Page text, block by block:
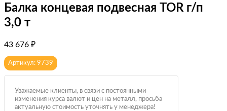
Балка концевая подвесная TOR г/п
3,0 т
43 676 ₽
Артикул: 9739
Уважаемые клиенты, в связи с постоянными
изменения курса валют и цен на металл, просьба
актуальную стоимость уточнять у менеджера!